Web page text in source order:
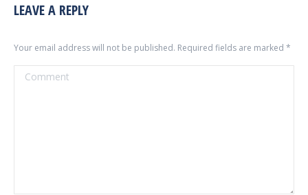
LEAVE A REPLY
Your email address will not be published. Required fields are marked *
Comment